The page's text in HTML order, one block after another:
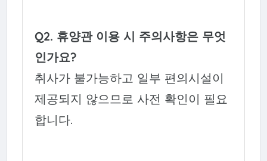
Q2. 휴양관 이용 시 주의사항은 무엇
인가요?
취사가 불가능하고 일부 편의시설이
제공되지 않으므로 사전 확인이 필요
합니다.